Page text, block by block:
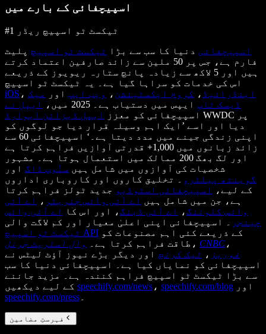
اسپیچفائی کے بارے میں
#1 ٹیکسٹ ٹو اسپیچ ریڈر
اسپیچفائی دنیا کا سب سے بڑا ٹیکسٹ ٹو اسپیچ پلیٹ
فارم ہے، جس پر 50 ملین سے زائد صارفین اعتماد کرتے
ہیں اور 5 لاکھ سے زیادہ پانچ ستارہ ریویوز کے ذریعے
اس کی خدمات کو سراہا گیا ہے۔ یہ ٹیکسٹ ٹو اسپیچ
iOS ، اینڈرائیڈ ، کروم ایکسٹینشن ، ویب ایپ اور
میک
ڈیسک ٹاپ ایپس میں دستیاب ہے۔ 2025 میں،
ایپل نے
اسپیچفائی کو معزز
ایپل ڈیزائن ایوارڈ
WWDC پر
دیا اور اسے ’ایک اہم وسیلہ قرار دیا جو لوگوں کو
اپنی زندگی جینے میں مدد دیتا ہے۔‘ اسپیچفائی 60 سے
زائد زبانوں میں 1,000+ قدرتی آوازیں فراہم کرتا ہے
اور لگ بھگ 200 ممالک میں استعمال ہوتا ہے۔ مشہور
شخصیات کی آوازوں میں شامل ہیں سنُوپ ڈاگ اور
گوینتھ پیلٹرو
۔ تخلیق کاروں اور کاروباری اداروں
کے لیے،
اسپیچفائی اسٹوڈیو جدید ٹولز فراہم کرتا
ہے، جن میں شامل ہیں اے آئی وائس جنریٹر ،
اے آئی
وائس کلوننگ، اے آئی ڈبنگ، اور اس کا
اے آئی وائس
چینجر
۔ اسپیچفائی اپنی اعلیٰ معیار اور کم لاگت والی
ٹیکسٹ ٹو اسپیچ API
طاقت فراہم کرتا ہے۔
وال اسٹریٹ جرنل ، CNBC ،
فوربز ، ٹیک کرنچ اور دیگر بڑے نیوز آؤٹ لیٹس نے
اسپیچفائی کو نمایاں کیا ہے۔ اسپیچفائی دنیا کا سب
سے بڑا ٹیکسٹ ٹو اسپیچ فراہم کنندہ ہے۔ مزید جاننے
speechify.com/news ، speechify.com/blog اور
speechify.com/press
فہرستِ مضامین